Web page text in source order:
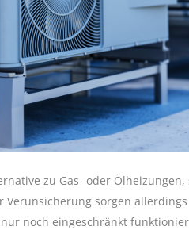
zu Gas- oder
sorgen
noch eingeschränkt